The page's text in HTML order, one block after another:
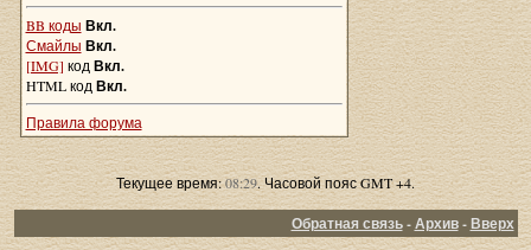
BB коды Вкл.
Смайлы Вкл.
[IMG] код Вкл.
HTML код Вкл.
Правила форума
Текущее время:08:29. Часовой пояс GMT +4.
Обратная связь-Архив-Вверх